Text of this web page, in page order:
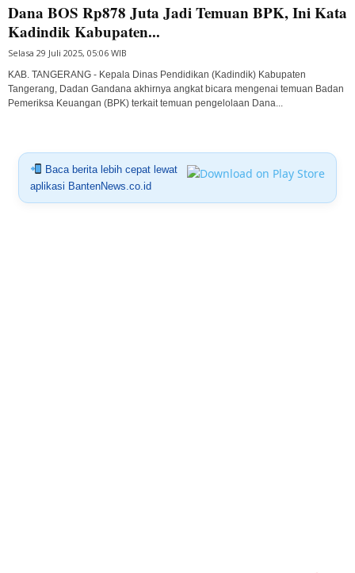
Dana BOS Rp878 Juta Jadi Temuan BPK, Ini Kata
Kadindik Kabupaten...
Selasa 29 Juli 2025, 05:06 WIB
KAB. TANGERANG - Kepala Dinas Pendidikan (Kadindik) Kabupaten
Tangerang, Dadan Gandana akhirnya angkat bicara mengenai temuan Badan
Pemeriksa Keuangan (BPK) terkait temuan pengelolaan Dana...
Baca berita lebih cepat lewat
aplikasi BantenNews.co.id